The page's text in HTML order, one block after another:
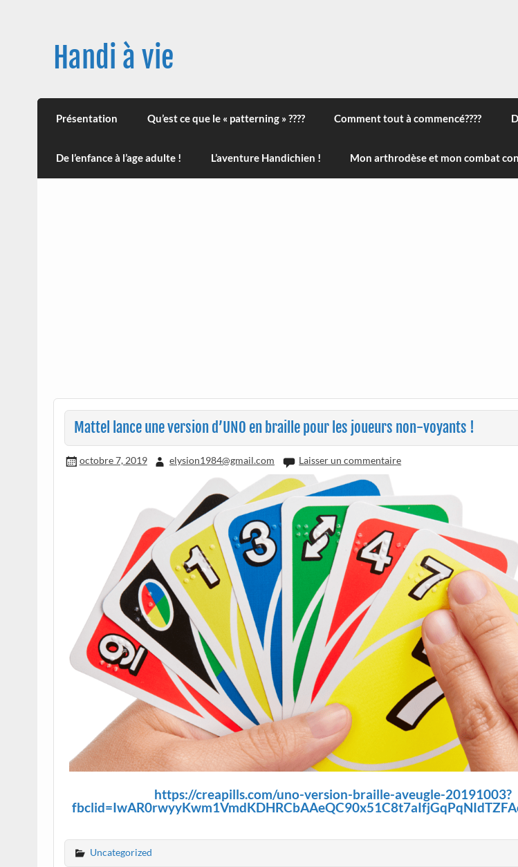
Handi à vie
Une image positive du handicap, en France et à travers le monde, des nouveautés
leur impact sur la santé (mon histoire est dans le menu) ! Bonne visite
Présentation Qu’est ce que le « patterning » ???? Comment tout à commencé????
De l’enfance à l’age adulte ! L’aventure Handichien ! Mon arthrodèse et mon combat
Mattel lance une version d’UNO en braille pour les joueurs non-voyants !
octobre 7, 2019 elysion1984@gmail.com Laisser un commentaire
https://creapills.com/uno-version-braille-aveugle-20191003?
Uncategorized